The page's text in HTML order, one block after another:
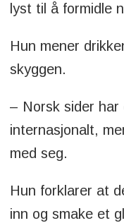
lyst til å formidle
Hun mener
skyggen.
– Norsk sider
internasjonalt,
med seg.
Hun forklarer at
inn og smake et